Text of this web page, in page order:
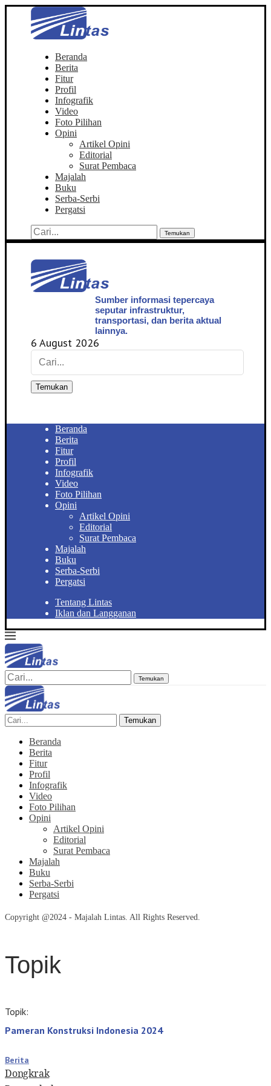
Beranda
Berita
Fitur
Profil
Infografik
Video
Foto Pilihan
Opini
Artikel Opini
Editorial
Surat Pembaca
Majalah
Buku
Serba-Serbi
Pergatsi
Temukan
Sumber informasi tepercaya
seputar infrastruktur,
transportasi, dan berita aktual
lainnya.
6 August 2026
Temukan
Beranda
Berita
Fitur
Profil
Infografik
Video
Foto Pilihan
Opini
Artikel Opini
Editorial
Surat Pembaca
Majalah
Buku
Serba-Serbi
Pergatsi
Tentang Lintas
Iklan dan Langganan
Temukan
Temukan
Beranda
Berita
Fitur
Profil
Infografik
Video
Foto Pilihan
Opini
Artikel Opini
Editorial
Surat Pembaca
Majalah
Buku
Serba-Serbi
Pergatsi
Copyright @2024 - Majalah Lintas. All Rights Reserved.
Topik
Topik:
Pameran Konstruksi Indonesia 2024
Berita
Dongkrak